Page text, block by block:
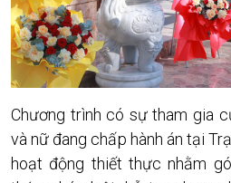
Chương trình có sự tham gia
và nữ đang chấp hành án tại
hoạt động thiết thực nhằm